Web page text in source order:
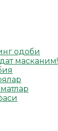
одоби
масканим!